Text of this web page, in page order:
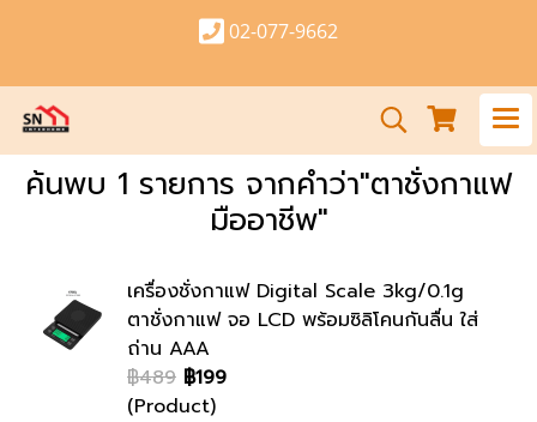
02-077-9662
ค้นพบ 1 รายการ จากคำว่า"ตาชั่งกาแฟ
มืออาชีพ"
เครื่องชั่งกาแฟ Digital Scale 3kg/0.1g
ตาชั่งกาแฟ จอ LCD พร้อมซิลิโคนกันลื่น ใส่
ถ่าน AAA
฿489 ฿199
(Product)